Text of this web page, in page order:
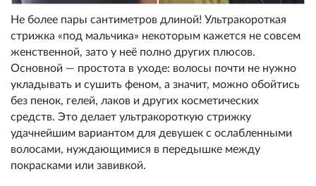
Не более пары сантиметров длиной! Ультракороткая
стрижка «под мальчика» некоторым кажется не совсем
женственной, зато у неё полно других плюсов.
Основной — простота в уходе: волосы почти не нужно
укладывать и сушить феном, а значит, можно обойтись
без пенок, гелей, лаков и других косметических
средств. Это делает ультракороткую стрижку
удачнейшим вариантом для девушек с ослабленными
волосами, нуждающимися в передышке между
покрасками или завивкой.